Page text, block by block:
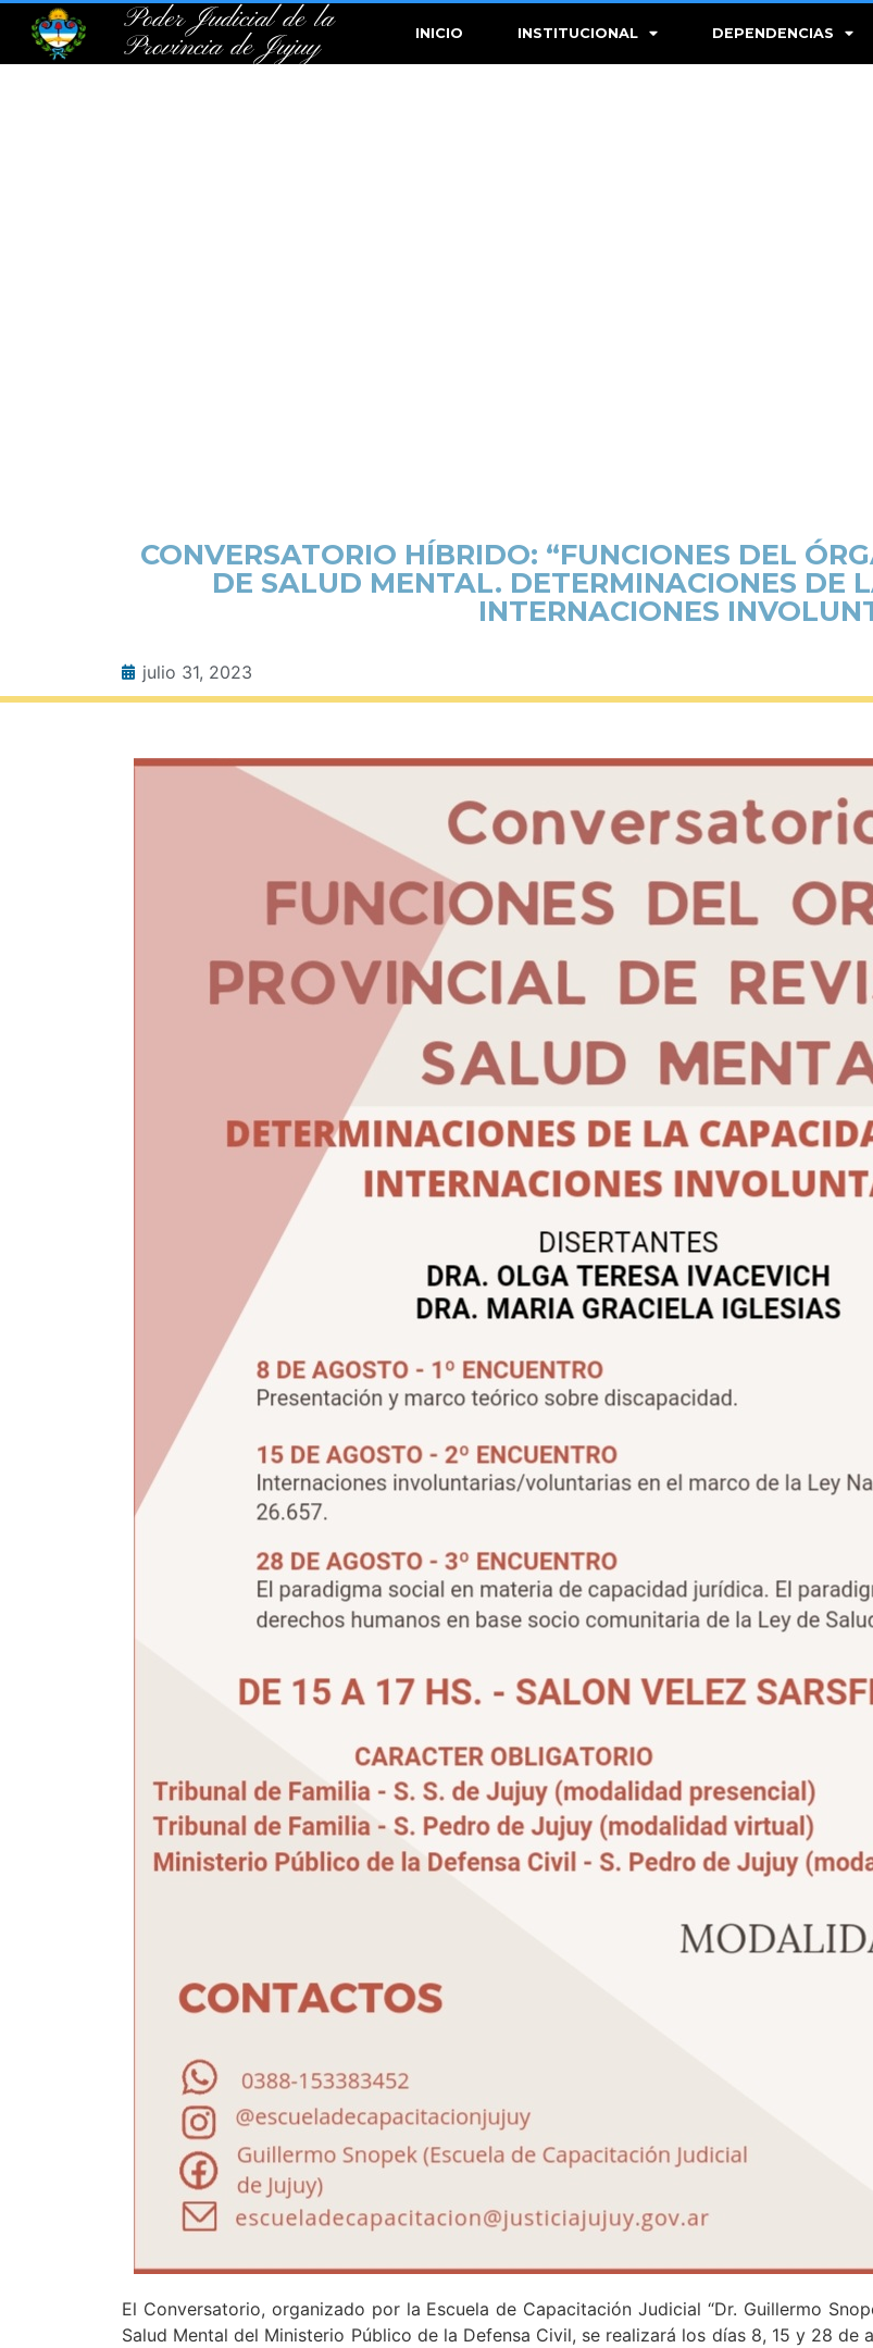
Poder Judicial de la
Provincia de Jujuy
INICIO INSTITUCIONAL DEPENDENCIAS
CONVERSATORIO HÍBRIDO: “FUNCIONES DEL
DE SALUD MENTAL. DETERMINACIONES DE
INTERNACIONES
julio 31, 2023
El Conversatorio, organizado por la Escuela de Capacitación Judicial “Dr. Guillermo
Salud Mental del Ministerio Público de la Defensa Civil, se realizará los días 8, 15 y 28